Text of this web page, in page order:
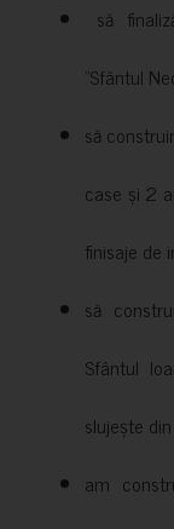
să
”Sfântul
să
case și 2
finisaje de
să
Sfântul
slujește
am